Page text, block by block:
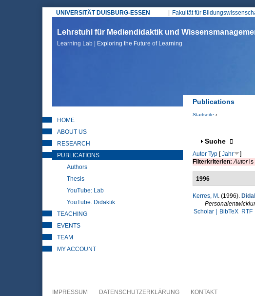
UNIVERSITÄT DUISBURG-ESSEN
Hauptmenü
Fakultät für
Lehrstuhl für Mediendidaktik und
Learning Lab | Exploring the Future of Learning
Publications
Startseite ›
Anzeigen
Suche
Autor Typ[Jahr
]
Filterkriterien:Autoris
1996
Kerres, M . (1996).
Scholar |
BibTeX RTF
HOME
ABOUT US
RESEARCH
PUBLICATIONS
Authors
Thesis
YouTube: Lab
YouTube: Didaktik
TEACHING
EVENTS
TEAM
MY ACCOUNT
IMPRESSUM DATENSCHUTZERKLÄRUNG KONTAKT